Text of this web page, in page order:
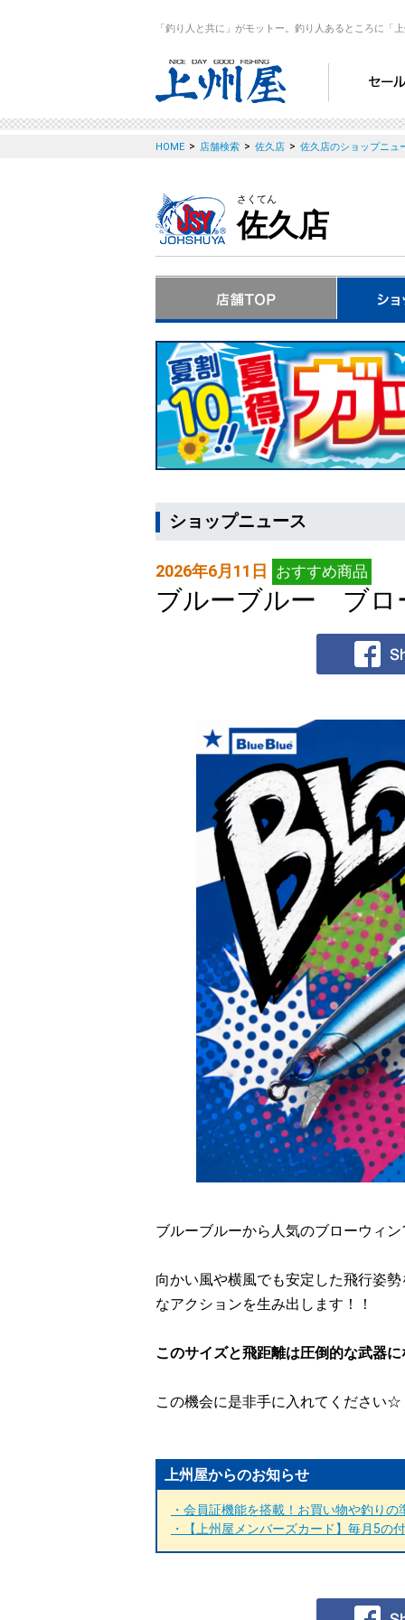
「釣り人と共に」がモットー。釣り人あるところに「
HOME > 店舗検索 > 佐久店 > 佐久店のショップニュ
さくてん
佐久店
ショップニュース
2026年6月11日 おすすめ商品
ブルーブルー ブロ
ブルーブルーから人気のブローウィ
向かい風や横風でも安定した飛行姿
なアクションを生み出します！！
このサイズと飛距離は圧倒的な武器
この機会に是非手に入れてください☆
上州屋からのお知らせ
・会員証機能を搭載！お買い物や釣り
・【上州屋メンバーズカード】毎月5の